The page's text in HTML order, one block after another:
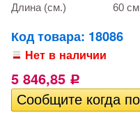
Длина (см.)
60 см
Код товара: 18086
Нет в наличии
5 846,85 Р